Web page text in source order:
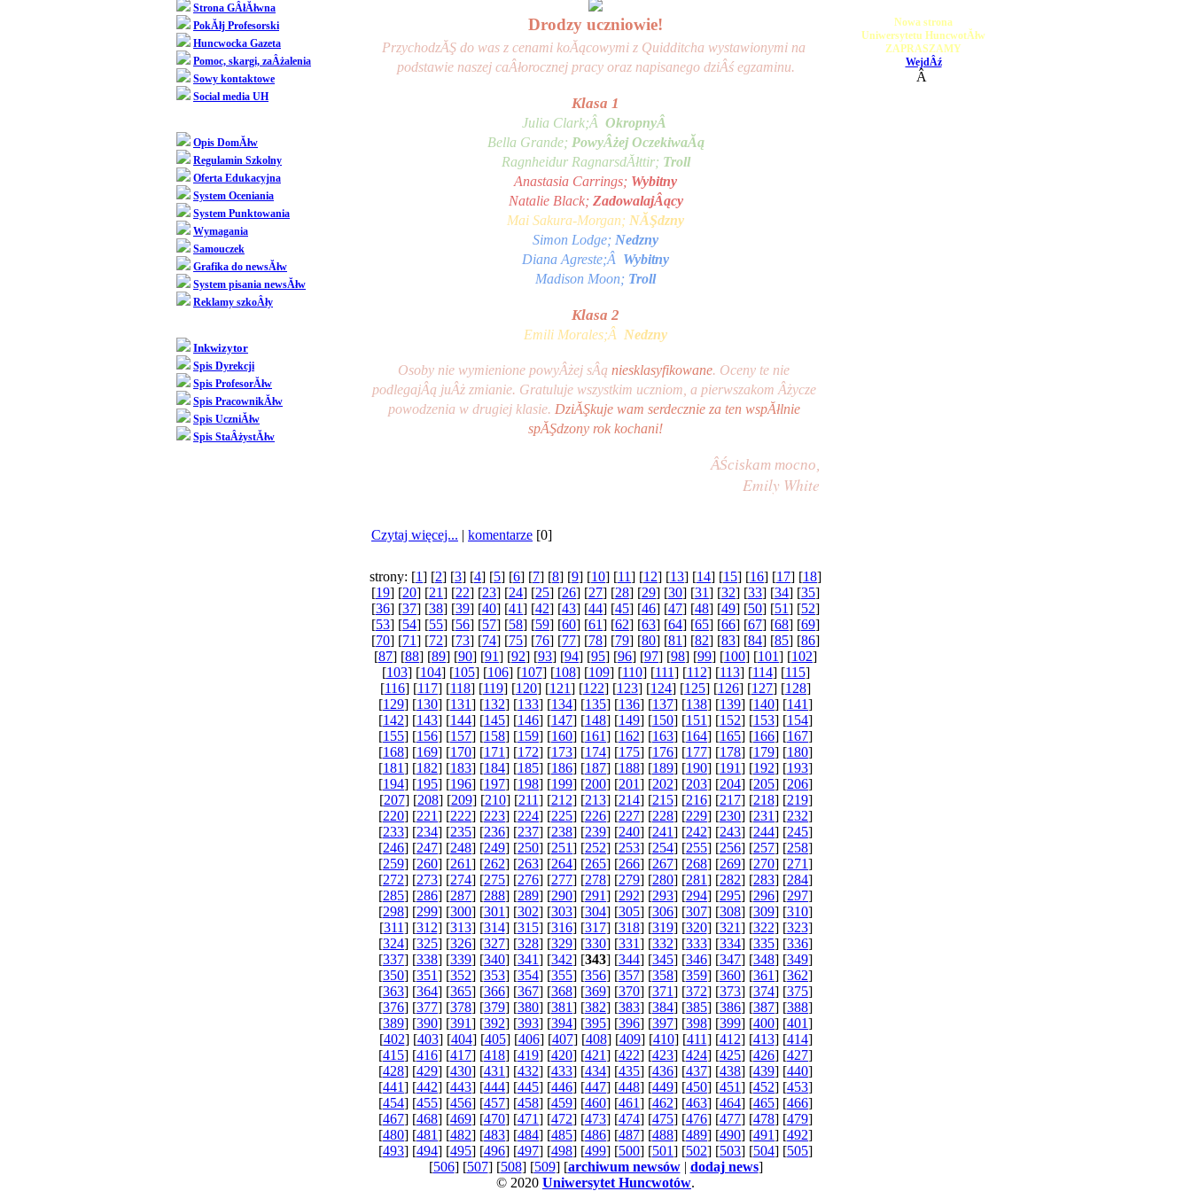
Strona GÂłĂłwna
PokĂłj Profesorski
Huncwocka Gazeta
Pomoc, skargi, zaÂżalenia
Sowy kontaktowe
Social media UH
Opis DomĂłw
Regulamin Szkolny
Oferta Edukacyjna
System Oceniania
System Punktowania
Wymagania
Samouczek
Grafika do newsĂłw
System pisania newsĂłw
Reklamy szkoÂły
Inkwizytor
Spis Dyrekcji
Spis ProfesorĂłw
Spis PracownikĂłw
Spis UczniĂłw
Spis StaÂżystĂłw
Drodzy uczniowie!
PrzychodzĂŞ do was z cenami koĂącowymi z Quidditcha wystawionymi na
podstawie naszej caÂłorocznej pracy oraz napisanego dziÂś egzaminu.
Klasa 1
Julia Clark;Â OkropnyÂ
Bella Grande; PowyÂżej OczekiwaĂą
Ragnheidur RagnarsdĂłttir; Troll
Anastasia Carrings; Wybitny
Natalie Black; ZadowalajÂący
Mai Sakura-Morgan; NĂŞdzny
Simon Lodge; Nedzny
Diana Agreste;Â Wybitny
Madison Moon; Troll
Klasa 2
Emili Morales;Â Nedzny
Osoby nie wymienione powyÂżej sÂą niesklasyfikowane. Oceny te nie
podlegajÂą juÂż zmianie. Gratuluje wszystkim uczniom, a pierwszakom Âżycze
powodzenia w drugiej klasie. DziĂŞkuje wam serdecznie za ten wspĂłlnie
spĂŞdzony rok kochani!
ÂŚciskam mocno,
Emily White
Czytaj więcej... | komentarze [0]
strony: [1] [2] [3] [4] [5] [6] [7] [8] [9] [10] [11] [12] [13] [14] [15] [16] [17] [18]
[19] [20] [21] [22] [23] [24] [25] [26] [27] [28] [29] [30] [31] [32] [33] [34] [35]
[36] [37] [38] [39] [40] [41] [42] [43] [44] [45] [46] [47] [48] [49] [50] [51] [52]
[53] [54] [55] [56] [57] [58] [59] [60] [61] [62] [63] [64] [65] [66] [67] [68] [69]
[70] [71] [72] [73] [74] [75] [76] [77] [78] [79] [80] [81] [82] [83] [84] [85] [86]
[87] [88] [89] [90] [91] [92] [93] [94] [95] [96] [97] [98] [99] [100] [101] [102]
[103] [104] [105] [106] [107] [108] [109] [110] [111] [112] [113] [114] [115]
[116] [117] [118] [119] [120] [121] [122] [123] [124] [125] [126] [127] [128]
[129] [130] [131] [132] [133] [134] [135] [136] [137] [138] [139] [140] [141]
[142] [143] [144] [145] [146] [147] [148] [149] [150] [151] [152] [153] [154]
[155] [156] [157] [158] [159] [160] [161] [162] [163] [164] [165] [166] [167]
[168] [169] [170] [171] [172] [173] [174] [175] [176] [177] [178] [179] [180]
[181] [182] [183] [184] [185] [186] [187] [188] [189] [190] [191] [192] [193]
[194] [195] [196] [197] [198] [199] [200] [201] [202] [203] [204] [205] [206]
[207] [208] [209] [210] [211] [212] [213] [214] [215] [216] [217] [218] [219]
[220] [221] [222] [223] [224] [225] [226] [227] [228] [229] [230] [231] [232]
[233] [234] [235] [236] [237] [238] [239] [240] [241] [242] [243] [244] [245]
[246] [247] [248] [249] [250] [251] [252] [253] [254] [255] [256] [257] [258]
[259] [260] [261] [262] [263] [264] [265] [266] [267] [268] [269] [270] [271]
[272] [273] [274] [275] [276] [277] [278] [279] [280] [281] [282] [283] [284]
[285] [286] [287] [288] [289] [290] [291] [292] [293] [294] [295] [296] [297]
[298] [299] [300] [301] [302] [303] [304] [305] [306] [307] [308] [309] [310]
[311] [312] [313] [314] [315] [316] [317] [318] [319] [320] [321] [322] [323]
[324] [325] [326] [327] [328] [329] [330] [331] [332] [333] [334] [335] [336]
[337] [338] [339] [340] [341] [342] [343] [344] [345] [346] [347] [348] [349]
[350] [351] [352] [353] [354] [355] [356] [357] [358] [359] [360] [361] [362]
[363] [364] [365] [366] [367] [368] [369] [370] [371] [372] [373] [374] [375]
[376] [377] [378] [379] [380] [381] [382] [383] [384] [385] [386] [387] [388]
[389] [390] [391] [392] [393] [394] [395] [396] [397] [398] [399] [400] [401]
[402] [403] [404] [405] [406] [407] [408] [409] [410] [411] [412] [413] [414]
[415] [416] [417] [418] [419] [420] [421] [422] [423] [424] [425] [426] [427]
[428] [429] [430] [431] [432] [433] [434] [435] [436] [437] [438] [439] [440]
[441] [442] [443] [444] [445] [446] [447] [448] [449] [450] [451] [452] [453]
[454] [455] [456] [457] [458] [459] [460] [461] [462] [463] [464] [465] [466]
[467] [468] [469] [470] [471] [472] [473] [474] [475] [476] [477] [478] [479]
[480] [481] [482] [483] [484] [485] [486] [487] [488] [489] [490] [491] [492]
[493] [494] [495] [496] [497] [498] [499] [500] [501] [502] [503] [504] [505]
[506] [507] [508] [509] [archiwum newsów| dodaj news]
Nowa strona
Uniwersytetu HuncwotĂłw
ZAPRASZAMY
WejdÂź
Â
© 2020 Uniwersytet Huncwotów.